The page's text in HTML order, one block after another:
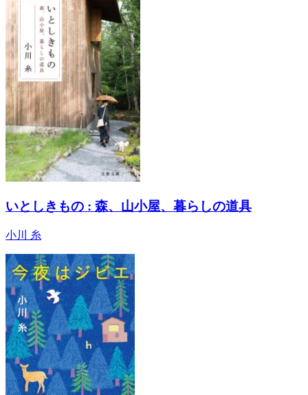
いとしきもの : 森、山小屋、暮らしの道具
小川 糸